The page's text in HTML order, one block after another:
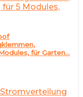
für Garten…